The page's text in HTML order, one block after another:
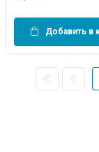
Добавить в